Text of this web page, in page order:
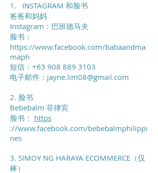
1.
INSTAGRAM 和脸书
爸爸和妈妈
Instagram：巴班德马夫
脸书：
https://www.facebook.com/babaandma
maph
短信：+63 908 889 3103
电子邮件： jayne.lim08@gmail.com
2. 脸书
Bebebalm 菲律宾
脸书： https
://www.facebook.com/bebebalmphilippi
nes
3. SIMOY NG HARAYA ECOMMERCE（仅
棒）